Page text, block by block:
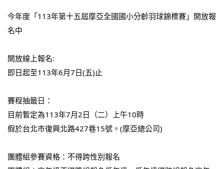
今年度「113年第十五屆摩亞全國國小分齡羽球錦標賽」開放報
名中
開放線上報名:
即日起至113年6月7日(五)止
賽程抽籤日：
目前暫定為113年7月2日（二）上午10時
假於台北市復興北路427巷15號。(摩亞總公司)
團體組參賽資格：不得跨性別報名